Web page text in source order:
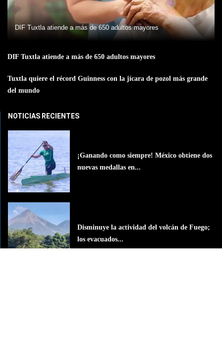
DIF Tuxtla atiende a más de 650 adultos mayores
DIF Tuxtla atiende a más de 650 adultos mayores
Tuxtla quiere el récord Guinness con la jícara de pozol más grande
del mundo
NOTICIAS RECIENTES
¡Ganando como siempre! México obtiene dos
nuevas medallas en...
Disminuye la actividad del volcán de Fuego;
los evacuados...